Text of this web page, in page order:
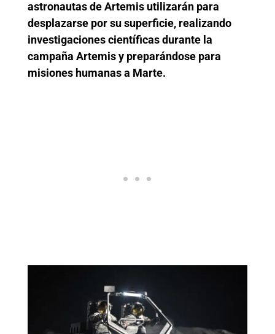
astronautas de Artemis utilizarán para
desplazarse por su superficie, realizando
investigaciones científicas durante la
campaña Artemis y preparándose para
misiones humanas a Marte.